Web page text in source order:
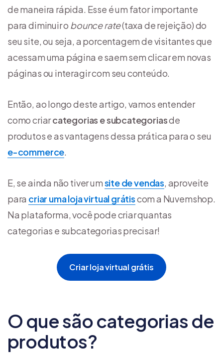
de maneira rápida. Esse é um fator importante
para diminuir o bounce rate(taxa de rejeição) do
seu site, ou seja, a porcentagem de visitantes que
acessam uma página e saem sem clicar em novas
páginas ou interagir com seu conteúdo.
Então, ao longo deste artigo, vamos entender
como criarcategorias e subcategoriasde
produtos e as vantagens dessa prática para o seu
e-commerce.
E, se ainda não tiver umsite de vendas, aproveite
para criar uma loja virtual grátiscom a Nuvemshop.
Na plataforma, você pode criar quantas
categorias e subcategorias precisar!
Criar loja virtual grátis
O que são categorias de
produtos?